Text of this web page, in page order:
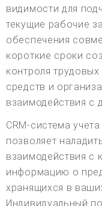
видимости для
текущие рабочие
обеспечения
короткие сроки
контроля
средств и
взаимодействия с
CRM-система
позволяет
взаимодействия с
информацию о
хранящихся в
Индивидуальный